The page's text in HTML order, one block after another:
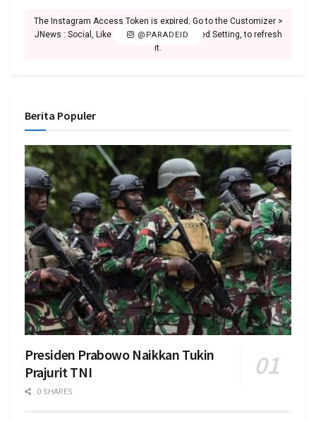
@PARADEID
The Instagram Access Token is expired, Go to the Customizer >
JNews : Social, Like & View > Instagram Feed Setting, to refresh
it.
Berita Populer
Presiden Prabowo Naikkan Tukin
Prajurit TNI
0 SHARES